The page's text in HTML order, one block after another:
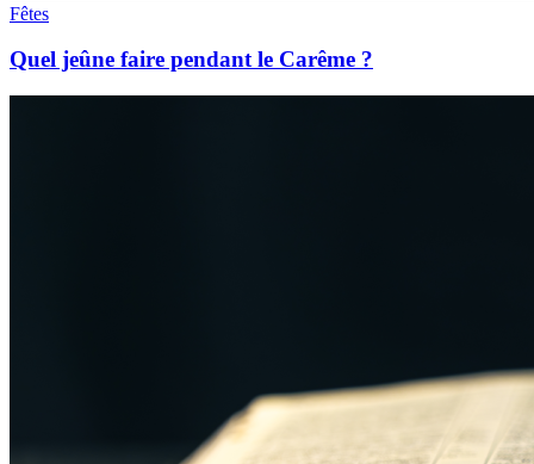
Fêtes
Quel jeûne faire pendant le Carême ?